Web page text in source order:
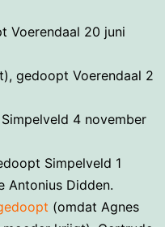
Voerendaal 20 juni
gedoopt Voerendaal 2
4 november
Simpelveld 1
Antonius Didden.
(omdat Agnes